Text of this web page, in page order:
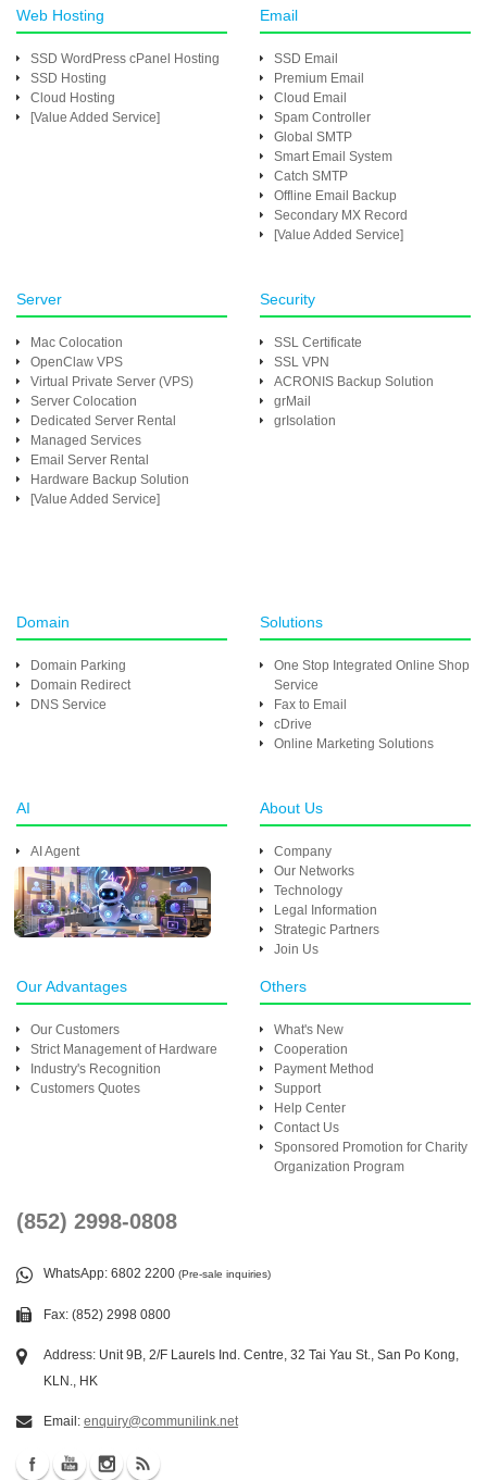
Web Hosting
SSD WordPress cPanel Hosting
SSD Hosting
Cloud Hosting
[Value Added Service]
Email
SSD Email
Premium Email
Cloud Email
Spam Controller
Global SMTP
Smart Email System
Catch SMTP
Offline Email Backup
Secondary MX Record
[Value Added Service]
Server
Mac Colocation
OpenClaw VPS
Virtual Private Server (VPS)
Server Colocation
Dedicated Server Rental
Managed Services
Email Server Rental
Hardware Backup Solution
[Value Added Service]
Security
SSL Certificate
SSL VPN
ACRONIS Backup Solution
grMail
grIsolation
Domain
Domain Parking
Domain Redirect
DNS Service
Solutions
One Stop Integrated Online Shop
Service
Fax to Email
cDrive
Online Marketing Solutions
AI
AI Agent
About Us
Company
Our Networks
Technology
Legal Information
Strategic Partners
Join Us
Our Advantages
Our Customers
Strict Management of Hardware
Industry's Recognition
Customers Quotes
Others
What's New
Cooperation
Payment Method
Support
Help Center
Contact Us
Sponsored Promotion for Charity
Organization Program
(852) 2998-0808
WhatsApp: 6802 2200 (Pre-sale inquiries)
Fax: (852) 2998 0800
Address: Unit 9B, 2/F Laurels Ind. Centre, 32 Tai Yau St., San Po Kong,
KLN., HK
Email: enquiry@communilink.net